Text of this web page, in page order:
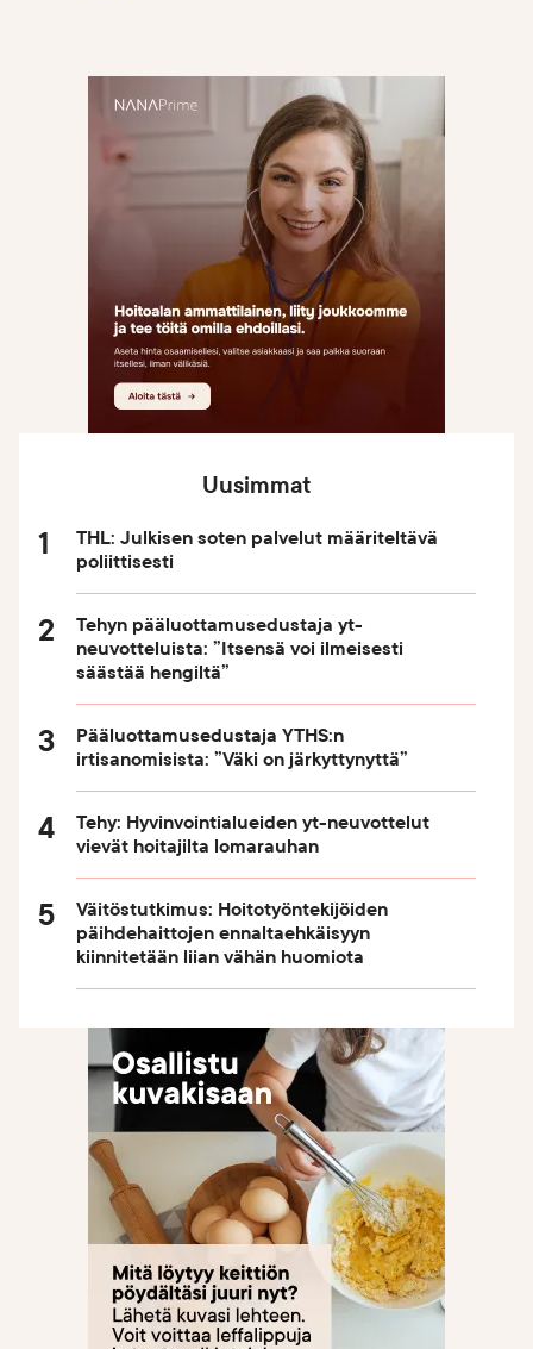
Uusimmat
THL: Julkisen soten palvelut määriteltävä
poliittisesti
Tehyn pääluottamusedustaja yt-
neuvotteluista: ”Itsensä voi ilmeisesti
säästää hengiltä”
Pääluottamusedustaja YTHS:n
irtisanomisista: ”Väki on järkyttynyttä”
Tehy: Hyvinvointialueiden yt-neuvottelut
vievät hoitajilta lomarauhan
Väitöstutkimus: Hoitotyöntekijöiden
päihdehaittojen ennaltaehkäisyyn
kiinnitetään liian vähän huomiota